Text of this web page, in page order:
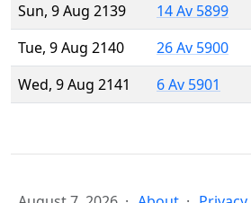
Sun, 9 Aug 2139
14 Av 5899
Tue, 9 Aug 2140
26 Av 5900
Wed, 9 Aug 2141
6 Av 5901